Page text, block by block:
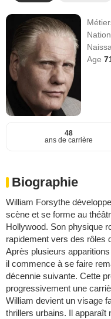
Age
48
ans de carrière
Biographie
William Forsythe
scène et se forme au
Hollywood. Son physique
rapidement vers des rôles
Après plusieurs
il commence à se faire
décennie suivante. Cette
progressivement une
William devient un visage
thrillers urbains. Il apparaît